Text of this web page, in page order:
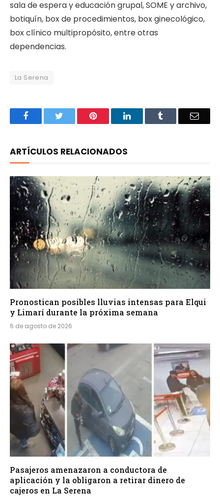
sala de espera y educación grupal, SOME y archivo,
botiquín, box de procedimientos, box ginecológico,
box clínico multipropósito, entre otras
dependencias.
La Serena
Facebook Pinterest LinkedIn Email
ARTÍCULOS RELACIONADOS
Pronostican posibles lluvias intensas para Elqui
y Limarí durante la próxima semana
6 de agosto de 2026
Pasajeros amenazaron a conductora de
aplicación y la obligaron a retirar dinero de
cajeros en La Serena